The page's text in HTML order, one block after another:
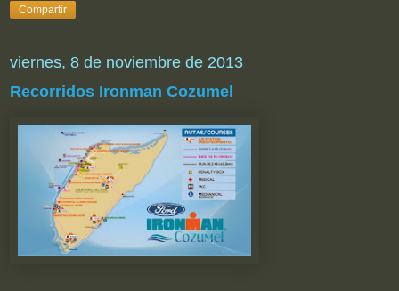
Compartir
viernes, 8 de noviembre de 2013
Recorridos Ironman Cozumel